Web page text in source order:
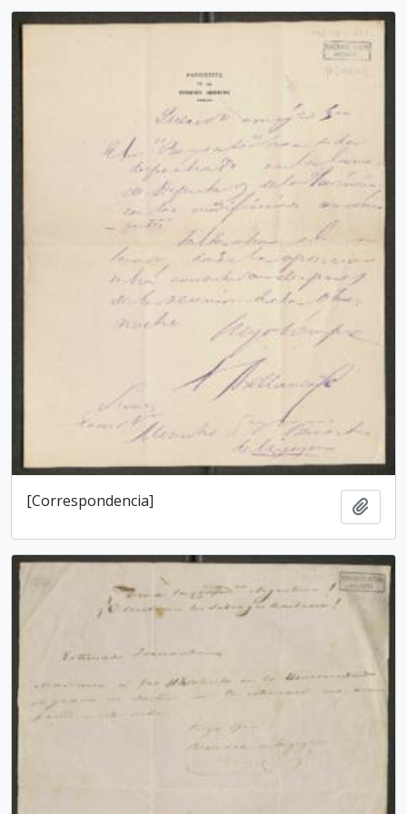
[Correspondencia]